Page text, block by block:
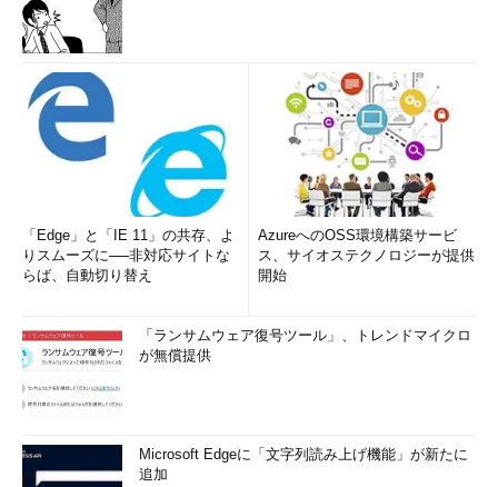
「Edge」と「IE 11」の共存、よ
りスムーズに──非対応サイトな
らば、自動切り替え
AzureへのOSS環境構築サービ
ス、サイオステクノロジーが提供
開始
「ランサムウェア復号ツール」、トレンドマイクロ
が無償提供
Microsoft Edgeに「文字列読み上げ機能」が新たに
追加